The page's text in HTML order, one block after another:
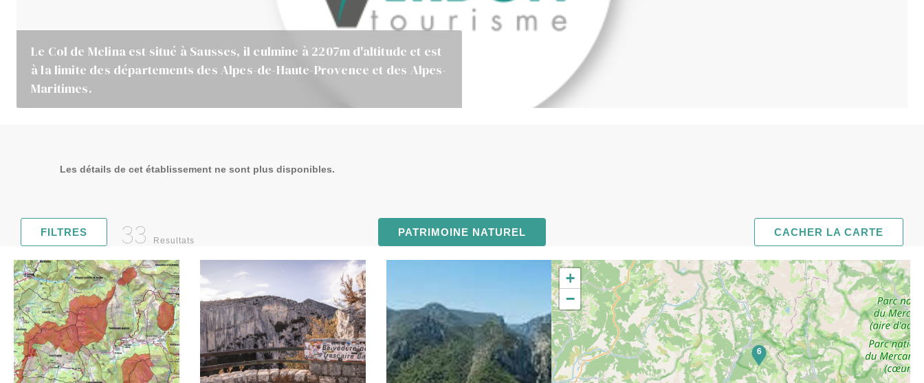
Le Col de Melina est situé à Sausses, il culmine à 2207m d'altitude et est
à la limite des départements des Alpes-de-Haute-Provence et des Alpes-
Maritimes.
Les détails de cet établissement ne sont plus disponibles.
FILTRES 33 Resultats
PATRIMOINE NATUREL CACHER LA CARTE
Constitué de 4 entités, ce
massif s’élève entre les vallées
de La Bléone et du Verdon.
offrent les premiers point de
vues sur les Gorges du Verdon,
à partir de la Route des Crêtes.
On peut voire en bas du
canyon trois tours rocheuses,
en rive gauche, qui ont donnés
la Montagne de Jassine se
trouve le rocher de
Chabrimand.
6
+
−